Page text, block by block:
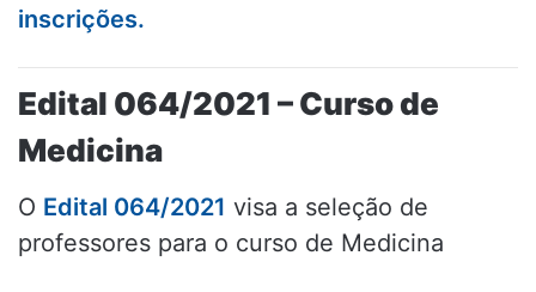
inscrições.
Edital 064/2021 – Curso de
Medicina
O Edital 064/2021 visa a seleção de
professores para o curso de Medicina